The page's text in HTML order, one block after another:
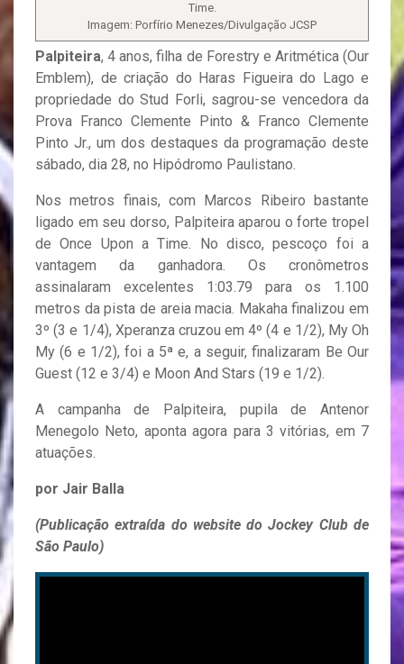
Time.
Imagem: Porfírio Menezes/Divulgação JCSP
Palpiteira, 4 anos, filha de Forestry e Aritmética (Our
Emblem), de criação do Haras Figueira do Lago e
propriedade do Stud Forli, sagrou-se vencedora da
Prova Franco Clemente Pinto & Franco Clemente
Pinto Jr., um dos destaques da programação deste
sábado, dia 28, no Hipódromo Paulistano.
Nos metros finais, com Marcos Ribeiro bastante
ligado em seu dorso, Palpiteira aparou o forte tropel
de Once Upon a Time. No disco, pescoço foi a
vantagem da ganhadora. Os cronômetros
assinalaram excelentes 1:03.79 para os 1.100
metros da pista de areia macia. Makaha finalizou em
3º (3 e 1/4), Xperanza cruzou em 4º (4 e 1/2), My Oh
My (6 e 1/2), foi a 5ª e, a seguir, finalizaram Be Our
Guest (12 e 3/4) e Moon And Stars (19 e 1/2).
A campanha de Palpiteira, pupila de Antenor
Menegolo Neto, aponta agora para 3 vitórias, em 7
atuações.
por Jair Balla
(Publicação extraída do website do Jockey Club de
São Paulo)